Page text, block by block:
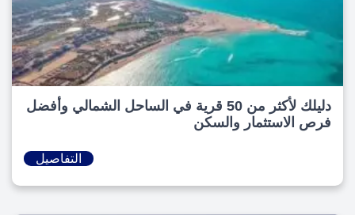
دليلك لأكثر من 50 قرية في الساحل الشمالي وأفضل
فرص الاستثمار والسكن
التفاصيل